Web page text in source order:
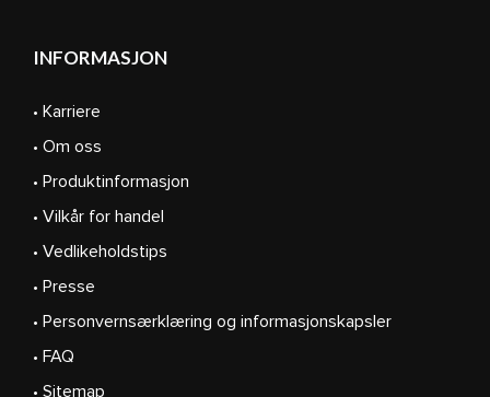
INFORMASJON
• Karriere
• Om oss
• Produktinformasjon
• Vilkår for handel
• Vedlikeholdstips
• Presse
• Personvernsærklæring og informasjonskapsler
• FAQ
• Sitemap